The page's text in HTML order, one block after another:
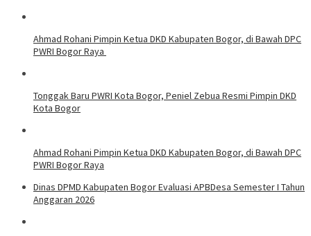
Ahmad Rohani Pimpin Ketua DKD Kabupaten Bogor, di Bawah DPC
PWRI Bogor Raya
Tonggak Baru PWRI Kota Bogor, Peniel Zebua Resmi Pimpin DKD
Kota Bogor
Ahmad Rohani Pimpin Ketua DKD Kabupaten Bogor, di Bawah DPC
PWRI Bogor Raya
Dinas DPMD Kabupaten Bogor Evaluasi APBDesa Semester I Tahun
Anggaran 2026